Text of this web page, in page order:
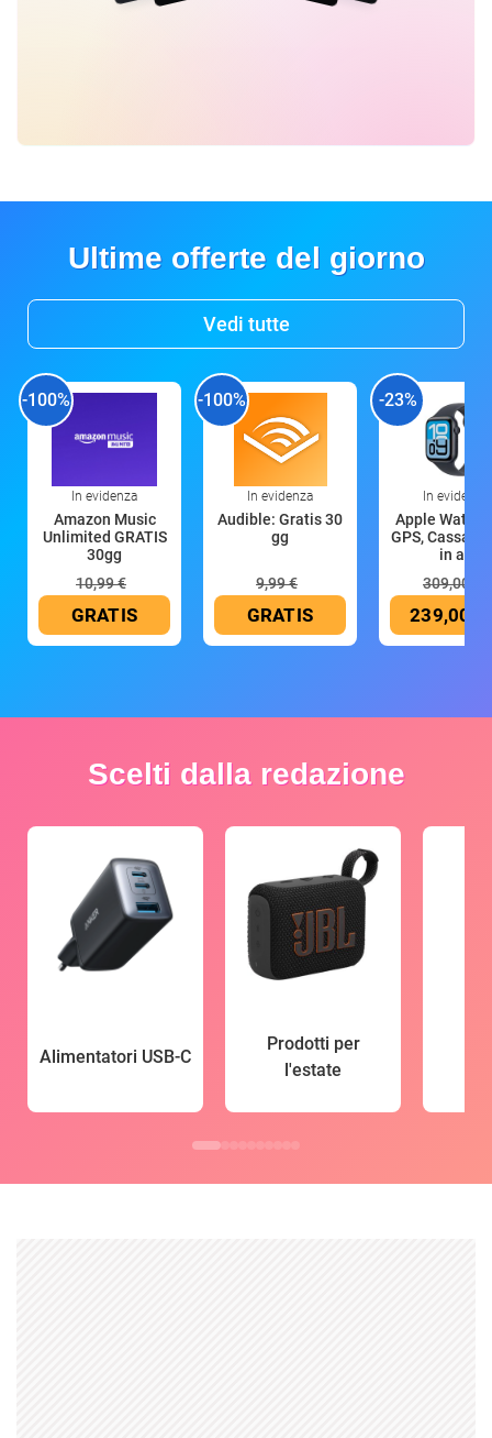
Ultime offerte del giorno
Vedi tutte
-100%
In evidenza
Amazon Music
Unlimited GRATIS
30gg
10,99 €
GRATIS
-100%
In evidenza
Audible: Gratis 30
gg
9,99 €
GRATIS
-23%
In evidenza
Apple Watch
GPS, Cassa
in all
309,00 €
239,00 €
Scelti dalla redazione
Alimentatori USB-C
Prodotti per
l'estate